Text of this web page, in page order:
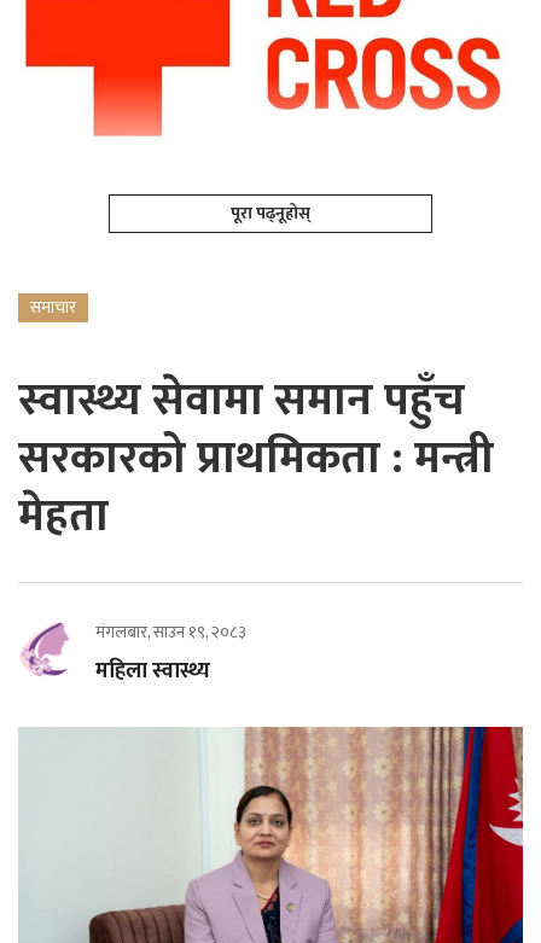
पूरा पढ्नूहोस्
समाचार
स्वास्थ्य सेवामा समान पहुँच
सरकारको प्राथमिकता : मन्त्री
मेहता
मंगलबार, साउन १९, २०८३
महिला स्वास्थ्य